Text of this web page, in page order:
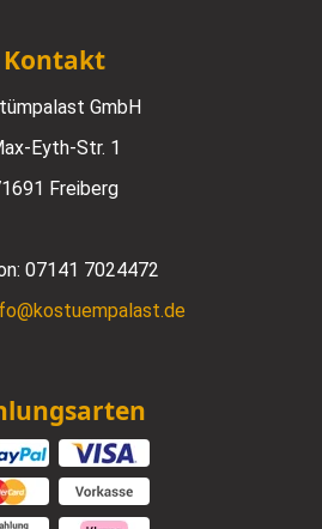
Kontakt
GmbH
Eyth-Str. 1
Freiberg
07141 7024472